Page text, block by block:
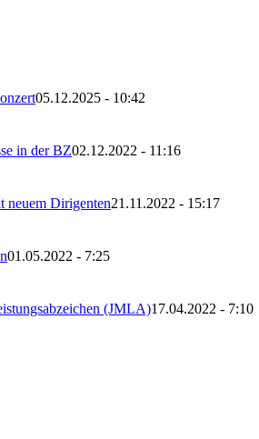
05.12.2025 - 10:42
in der BZ02.12.2022 - 11:16
neuem Dirigenten21.11.2022 - 15:17
01.05.2022 - 7:25
(JMLA)17.04.2022 - 7:10